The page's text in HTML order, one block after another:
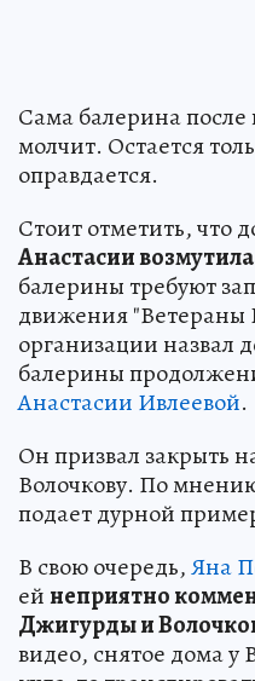
Сама балерина
молчит. Остается
оправдается.
Стоит отметить, что
Анастасии
балерины требуют
движения "Ветераны
организации назвал
балерины
Анастасии Ивлеевой.
Он призвал закрыть
Волочкову. По
подает дурной
В свою очередь,Яна
ейнеприятно
Джигурды и
видео, снятое дома у